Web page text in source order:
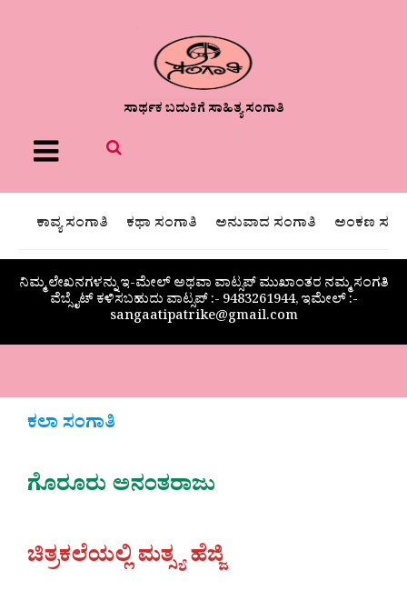
ಸಾರ್ಥಕ ಬದುಕಿಗೆ ಸಾಹಿತ್ಯ ಸಂಗಾತಿ
Menu
ಕಾವ್ಯ ಸಂಗಾತಿ ಕಥಾ ಸಂಗಾತಿ ಅನುವಾದ ಸಂಗಾತಿ ಅಂಕಣ
ನಿಮ್ಮ ಲೇಖನಗಳನ್ನು ಇ-ಮೇಲ್ ಅಥವಾ ವಾಟ್ಸಪ್ ಮುಖಾಂತರ ನಮ್ಮ ಸಂಗತಿ
ವೆಬ್ಸೈಟ್ ಕಳಿಸಬಹುದು ವಾಟ್ಸಪ್‌ :- 9483261944, ಇಮೇಲ್ :-
sangaatipatrike@gmail.com
ಕಲಾ ಸಂಗಾತಿ
ಗೊರೂರು ಅನಂತರಾಜು
ಚಿತ್ರಕಲೆಯಲ್ಲಿ ಮತ್ಸ್ಯ ಹೆಜ್ಜಿ